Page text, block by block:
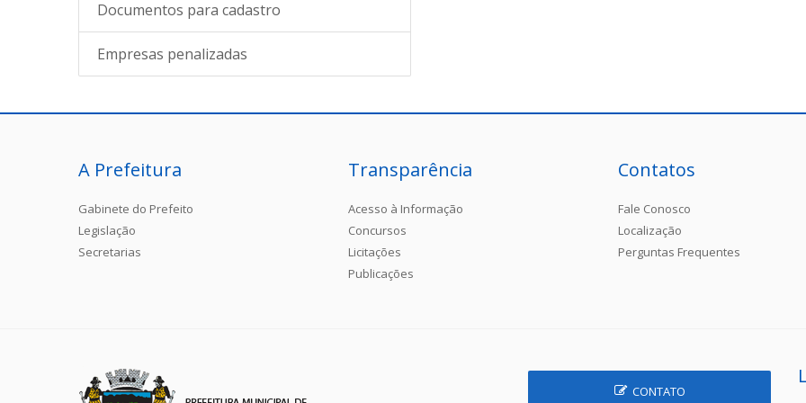
Documentos para cadastro
Empresas penalizadas
A Prefeitura
Gabinete do Prefeito
Legislação
Secretarias
Transparência
Acesso à Informação
Concursos
Licitações
Publicações
Contatos
Fale Conosco
Localização
Perguntas Frequentes
CONTATO